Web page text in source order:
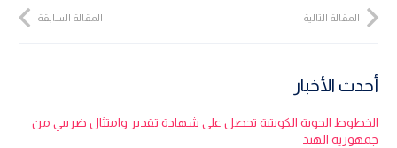
المقالة السابقة المقالة التالية
أحدث الأخبار
الخطوط الجوية الكويتية تحصل على شهادة تقدير وامتثال ضريبي من
جمهورية الهند